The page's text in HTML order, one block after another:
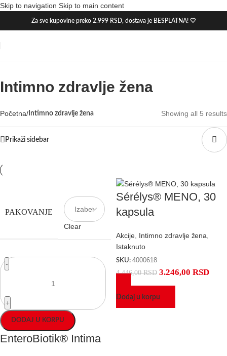
Skip to navigation Skip to main content
Za sve kupovine preko 2.999 RSD, dostava je BESPLATNA! 🤍
Intimno zdravlje žena
Početna/ Intimno zdravlje žena Showing all 5 results
Prikaži sidebar
PAKOVANJE
Clear
-
+
DODAJ U KORPU
EnteroBiotik® Intima
Sérélys® MENO, 30
kapsula
Akcije, Intimno zdravlje žena,
Istaknuto
SKU: 4000618
4.446,00RSD 3.246,00 RSD
Dodaj u korpu